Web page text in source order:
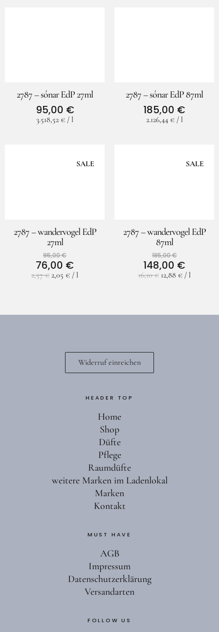
2787 – sónar EdP 27ml
95,00 €
3.518,52 € / l
2787 – sónar EdP 87ml
185,00 €
2.126,44 €/ l
SALE
2787 – wandervogel EdP
27ml
95,00€
76,00 €
2,57€ 2,05 € / l
SALE
2787 – wandervogel EdP
87ml
185,00€
148,00 €
16,10€ 12,88 €/ l
Widerruf einreichen
HEADER TOP
Home
Shop
Düfte
Pflege
Raumdüfte
weitere Marken im Ladenlokal
Marken
Kontakt
MUST HAVE
AGB
Impressum
Datenschutzerklärung
Versandarten
FOLLOW US